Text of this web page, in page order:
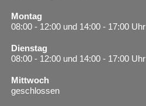
Montag
08:00 - 12:00 und 14:00 - 17:00 Uhr
Dienstag
08:00 - 12:00 und 14:00 - 17:00 Uhr
Mittwoch
geschlossen